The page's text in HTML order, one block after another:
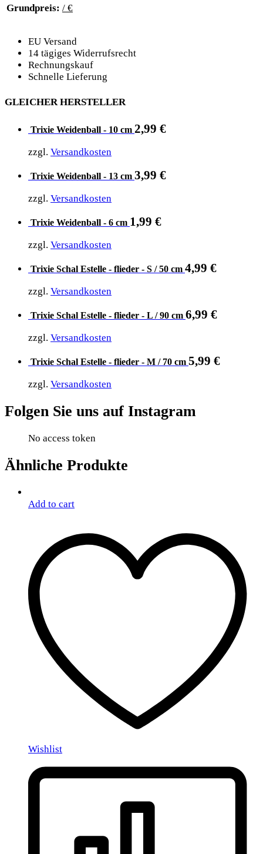
Grundpreis: / €
EU Versand
14 tägiges Widerrufsrecht
Rechnungskauf
Schnelle Lieferung
GLEICHER HERSTELLER
Trixie Weidenball - 10 cm 2,99 €
zzgl. Versandkosten
Trixie Weidenball - 13 cm 3,99 €
zzgl. Versandkosten
Trixie Weidenball - 6 cm 1,99 €
zzgl. Versandkosten
Trixie Schal Estelle - flieder - S / 50 cm 4,99 €
zzgl. Versandkosten
Trixie Schal Estelle - flieder - L / 90 cm 6,99 €
zzgl. Versandkosten
Trixie Schal Estelle - flieder - M / 70 cm 5,99 €
zzgl. Versandkosten
Folgen Sie uns auf Instagram
No access token
Ähnliche Produkte
Add to cart
Wishlist